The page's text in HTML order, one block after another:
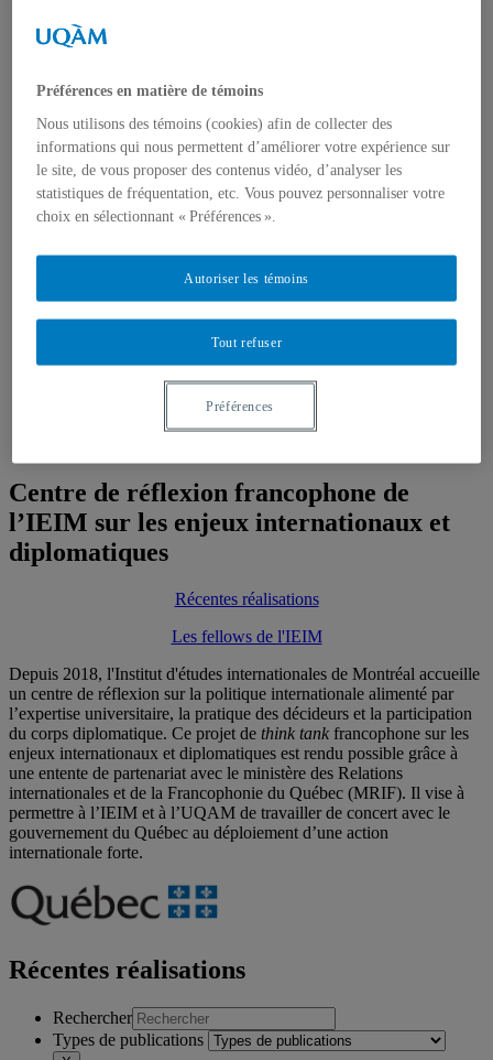
Haïti
Balados – Les conférences de l’IEIM
Emplois, bourses et stages
Think Tank
Centre de réflexion de l’IEIM
Récentes réalisations
Fellows de l’IEIM
Regards de l’IEIM
Un seul monde
Comité scientifique
Centre de réflexion francophone de
l’IEIM sur les enjeux internationaux et
diplomatiques
Récentes réalisations
Les fellows de l'IEIM
Depuis 2018, l'Institut d'études internationales de Montréal accueille
un centre de réflexion sur la politique internationale alimenté par
l’expertise universitaire, la pratique des décideurs et la participation
du corps diplomatique. Ce projet de think tank francophone sur les
enjeux internationaux et diplomatiques est rendu possible grâce à
une entente de partenariat avec le ministère des Relations
internationales et de la Francophonie du Québec (MRIF). Il vise à
permettre à l’IEIM et à l’UQAM de travaillerde concert avec le
gouvernement du Québec au déploiement d’une action
internationale forte.
Récentes réalisations
Rechercher
Types de publications
Préférences en matière de témoins
Nous utilisons des témoins (cookies) afin de collecter des
informations qui nous permettent d’améliorer votre expérience sur
le site, de vous proposer des contenus vidéo, d’analyser les
statistiques de fréquentation, etc. Vous pouvez personnaliser votre
choix en sélectionnant « Préférences ».
Tout refuser
Autoriser les témoins
Préférences